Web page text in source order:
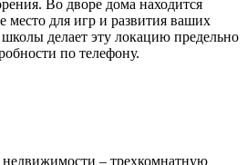
Во дворе дома находится
место для игр и развития ваших
школы делает эту локацию предельно
по телефону.
– трехкомнатную